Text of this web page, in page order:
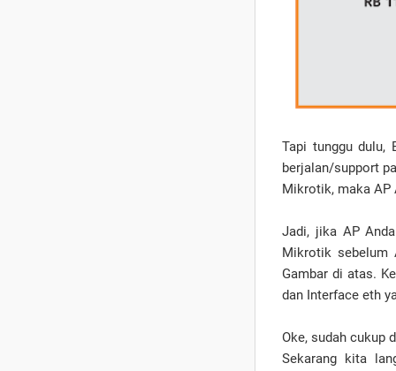
Tapi tunggu dulu,
berjalan/support
Mikrotik, maka
Jadi, jika AP
Mikrotik sebelum
Gambar di atas.
dan Interface eth
Oke, sudah cukup
Sekarang kita